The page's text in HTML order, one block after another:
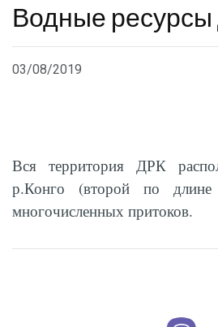
Водные
03/08/2019
Вся территория ДРК
р.Конго (второй по
многочисленных притоков.